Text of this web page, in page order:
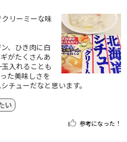
リーミーな味
、ひき肉に白
がたくさんあ
入れることも
た美味しさを
チューだなと思います。
い
参考になった！